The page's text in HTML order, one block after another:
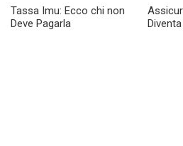
Tassa Imu: Ecco chi non
Deve Pagarla